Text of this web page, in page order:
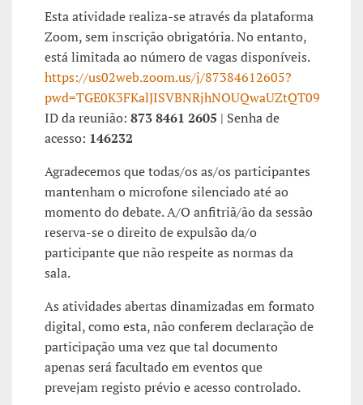
Esta atividade realiza-se através da plataforma
Zoom, sem inscrição obrigatória. No entanto,
está limitada ao número de vagas disponíveis.
https://us02web.zoom.us/j/87384612605?
pwd=TGE0K3FKalJISVBNRjhNOUQwaUZtQT09
ID da reunião: 873 8461 2605 | Senha de
acesso: 146232
Agradecemos que todas/os as/os participantes
mantenham o microfone silenciado até ao
momento do debate. A/O anfitriã/ão da sessão
reserva-se o direito de expulsão da/o
participante que não respeite as normas da
sala.
As atividades abertas dinamizadas em formato
digital, como esta, não conferem declaração de
participação uma vez que tal documento
apenas será facultado em eventos que
prevejam registo prévio e acesso controlado.